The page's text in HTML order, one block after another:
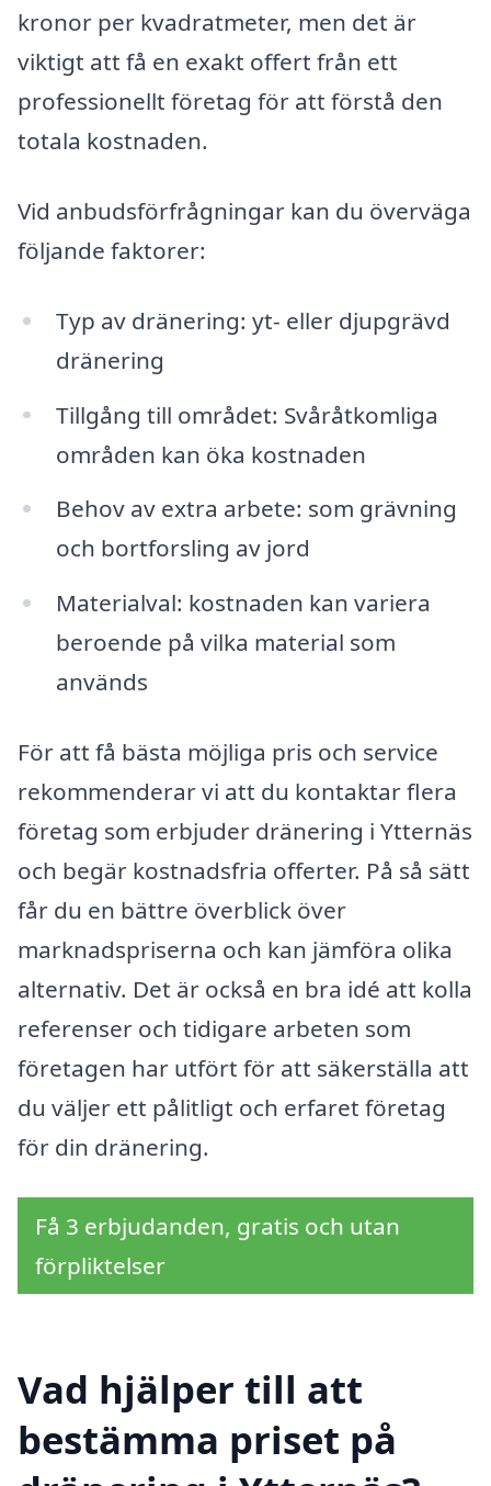
kronor per kvadratmeter, men det är
viktigt att få en exakt offert från ett
professionellt företag för att förstå den
totala kostnaden.
Vid anbudsförfrågningar kan du överväga
följande faktorer:
Typ av dränering: yt- eller djupgrävd
dränering
Tillgång till området: Svåråtkomliga
områden kan öka kostnaden
Behov av extra arbete: som grävning
och bortforsling av jord
Materialval: kostnaden kan variera
beroende på vilka material som
används
För att få bästa möjliga pris och service
rekommenderar vi att du kontaktar flera
företag som erbjuder dränering i Ytternäs
och begär kostnadsfria offerter. På så sätt
får du en bättre överblick över
marknadspriserna och kan jämföra olika
alternativ. Det är också en bra idé att kolla
referenser och tidigare arbeten som
företagen har utfört för att säkerställa att
du väljer ett pålitligt och erfaret företag
för din dränering.
Få 3 erbjudanden, gratis och utan
förpliktelser
Vad hjälper till att
bestämma priset på